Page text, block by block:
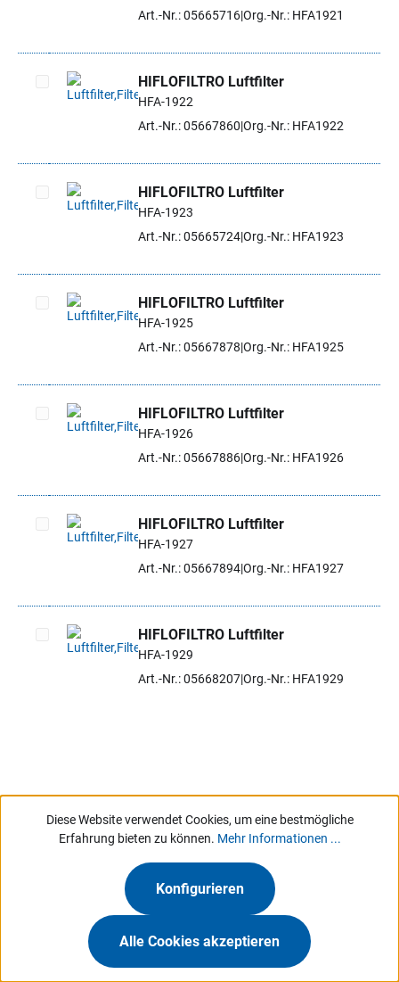
Artikel auswählenArt.-Nr.: 05665716Org.-Nr.: HFA1921
Artikel auswählen
HIFLOFILTRO Luftfilter
HFA-1922
Art.-Nr.: 05667860 Org.-Nr.: HFA1922
Artikel auswählen
HIFLOFILTRO Luftfilter
HFA-1923
Art.-Nr.: 05665724Org.-Nr.: HFA1923
Artikel auswählen
HIFLOFILTRO Luftfilter
HFA-1925
Art.-Nr.: 05667878 Org.-Nr.: HFA1925
Artikel auswählen
HIFLOFILTRO Luftfilter
HFA-1926
Art.-Nr.: 05667886Org.-Nr.: HFA1926
Artikel auswählen
HIFLOFILTRO Luftfilter
HFA-1927
Art.-Nr.: 05667894Org.-Nr.: HFA1927
Artikel auswählen
HIFLOFILTRO Luftfilter
HFA-1929
Art.-Nr.: 05668207Org.-Nr.: HFA1929
Nur für Gewerbetreibende.Jetzt anmelden
Über Hartje
Diese Website verwendet Cookies, um eine bestmögliche
Erfahrung bieten zu können. Mehr Informationen ...
Konfigurieren
Alle Cookies akzeptieren